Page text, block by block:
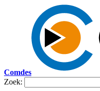
Comdes
Zoek: